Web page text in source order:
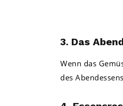
3. Das
Wenn das
des